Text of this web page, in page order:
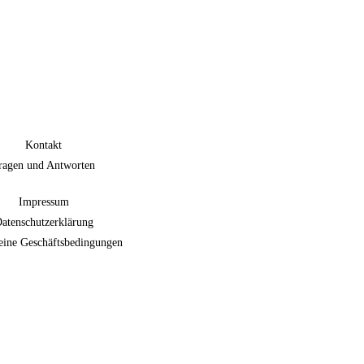
Kontakt
und Antworten
Impressum
Geschäftsbedingungen